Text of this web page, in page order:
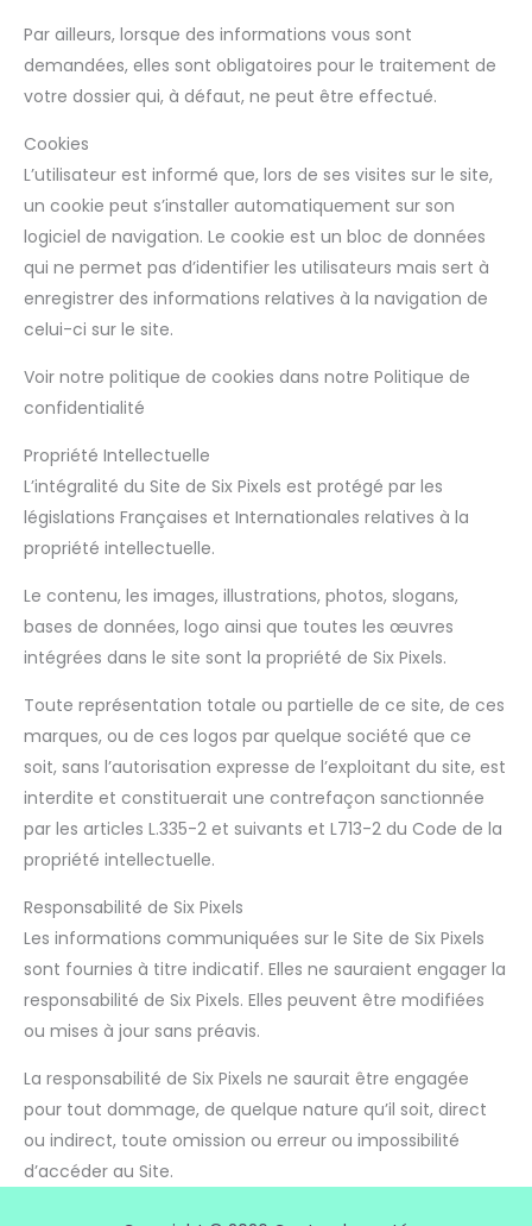
Par ailleurs, lorsque des informations vous sont
demandées, elles sont obligatoires pour le traitement de
votre dossier qui, à défaut, ne peut être effectué.
Cookies
L’utilisateur est informé que, lors de ses visites sur le site,
un cookie peut s’installer automatiquement sur son
logiciel de navigation. Le cookie est un bloc de données
qui ne permet pas d’identifier les utilisateurs mais sert à
enregistrer des informations relatives à la navigation de
celui-ci sur le site.
Voir notre politique de cookies dans notre Politique de
confidentialité
Propriété Intellectuelle
L’intégralité du Site de Six Pixels est protégé par les
législations Françaises et Internationales relatives à la
propriété intellectuelle.
Le contenu, les images, illustrations, photos, slogans,
bases de données, logo ainsi que toutes les œuvres
intégrées dans le site sont la propriété de Six Pixels.
Toute représentation totale ou partielle de ce site, de ces
marques, ou de ces logos par quelque société que ce
soit, sans l’autorisation expresse de l’exploitant du site, est
interdite et constituerait une contrefaçon sanctionnée
par les articles L.335-2 et suivants et L713-2 du Code de la
propriété intellectuelle.
Responsabilité de Six Pixels
Les informations communiquées sur le Site de Six Pixels
sont fournies à titre indicatif. Elles ne sauraient engager la
responsabilité de Six Pixels. Elles peuvent être modifiées
ou mises à jour sans préavis.
La responsabilité de Six Pixels ne saurait être engagée
pour tout dommage, de quelque nature qu’il soit, direct
ou indirect, toute omission ou erreur ou impossibilité
d’accéder au Site.